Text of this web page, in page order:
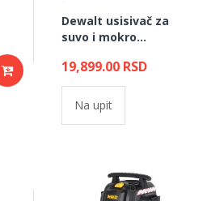
Dewalt usisivač za
suvo i mokro
utičnica
19,899.00 RSD
Na upit